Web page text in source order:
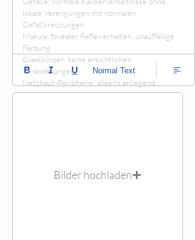
lokale Verengungen mit normalen
Gefäßkreuzungen
Makula: fovealer Reflex erhalten, unauffällige
Färbung
Glaskkörper: keine ersichtlichen
Veränderungen
Netzhaut-Peripherie: allseits anliegend
Normal Text
Bilder hochladen